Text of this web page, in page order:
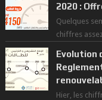
2020 :
Quelques
chiffres
Evolution
Hier, les